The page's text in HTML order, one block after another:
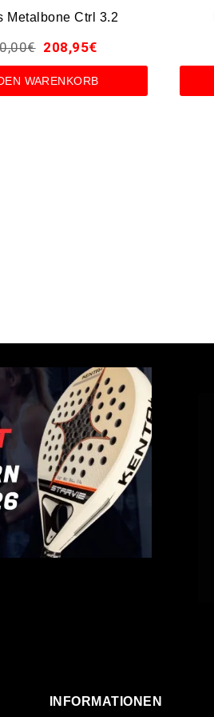
Metalbone Ctrl 3.2
€ 208,95€
WARENKORB
INFORMATIONEN